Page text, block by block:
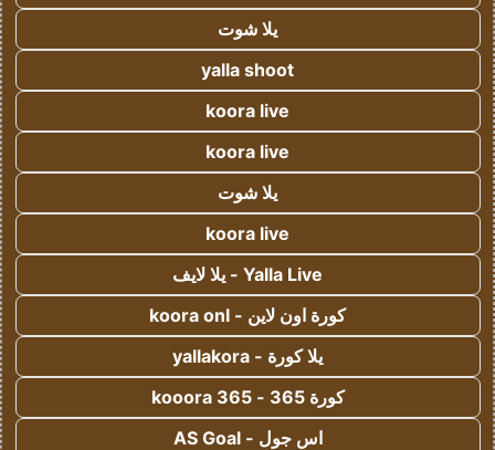
يلا شوت
yalla shoot
koora live
koora live
يلا شوت
koora live
Yalla Live - يلا لايف
كورة اون لاين - koora onl
يلا كورة - yallakora
كورة 365 - kooora 365
اس جول - AS Goal